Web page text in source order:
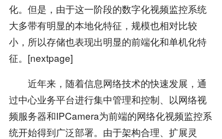
化。但是，由于这一阶段的数字化视频监控系统
大多带有明显的本地化特征，规模也相对比较
小，所以存储也表现出明显的前端化和单机化特
征。[nextpage]
近年来，随着信息网络技术的快速发展，通
过中心业务平台进行集中管理和控制、以网络视
频服务器和IPCamera为前端的网络化视频监控系
统开始得到广泛部署。由于架构合理、扩展灵